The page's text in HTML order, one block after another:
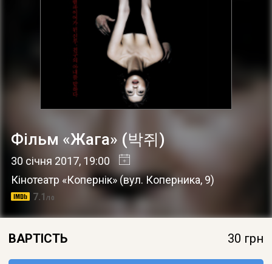
ДОВІДКА
Фільм «Жага» (박쥐)
30 січня 2017, 19:00
Кінотеатр «Копернік»(вул. Коперника, 9)
7.1 /10
ВАРТІСТЬ 30 грн